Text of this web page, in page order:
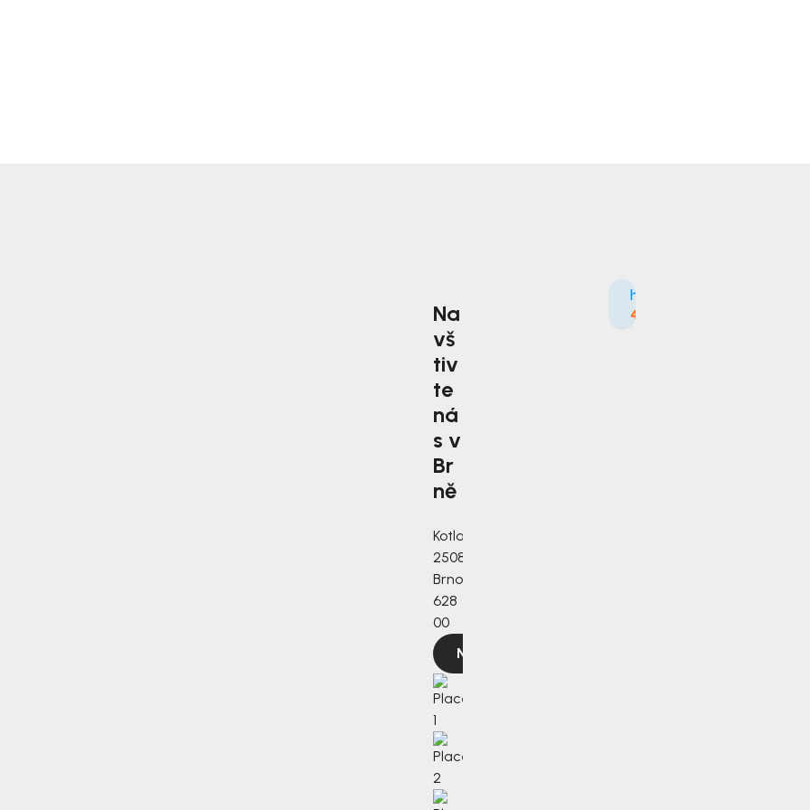
Na
vš
tiv
te
ná
s v
Br
ně
Kotlanova
2508/3a,
Brno,
628
00
Navigovat
4.9